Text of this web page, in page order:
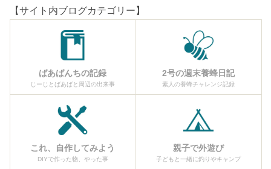
【サイト内ブログカテゴリー】
ばあばんちの記録
じーじとばあばと周辺の出来事
2号の週末養蜂日記
素人の養蜂チャレンジ記録
これ、自作してみよう
DIYで作った物、やった事
親子で外遊び
子どもと一緒に釣りやキャンプ